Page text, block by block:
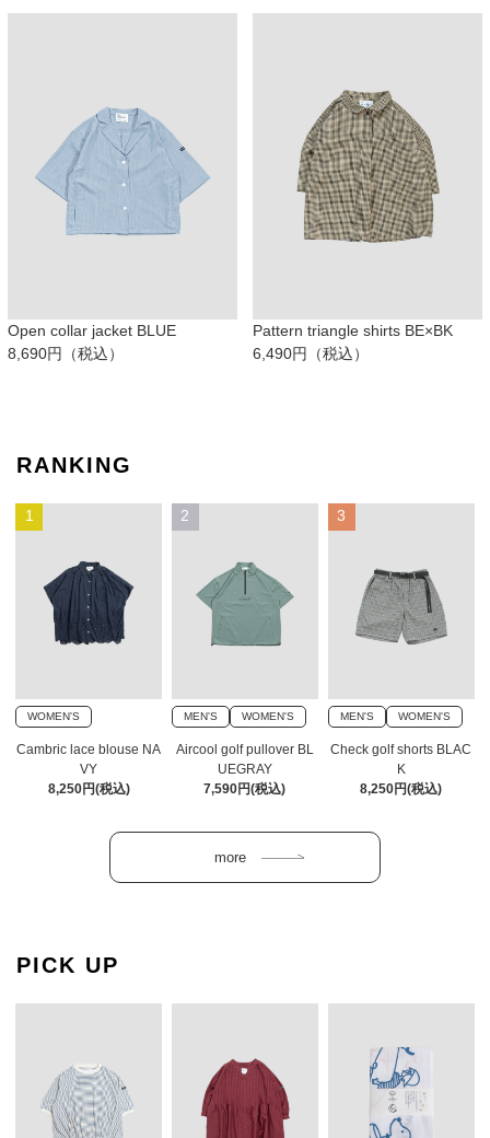
Open collar jacket BLUE
8,690円（税込）
Pattern triangle shirts BE×BK
6,490円（税込）
RANKING
1
WOMEN'S
Cambric lace blouse NA
VY
8,250円(税込)
2
MEN'S WOMEN'S
Aircool golf pullover BL
UEGRAY
7,590円(税込)
3
MEN'S WOMEN'S
Check golf shorts BLAC
K
8,250円(税込)
PICK UP